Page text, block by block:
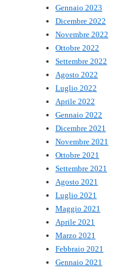
Gennaio 2023
Dicembre 2022
Novembre 2022
Ottobre 2022
Settembre 2022
Agosto 2022
Luglio 2022
Aprile 2022
Gennaio 2022
Dicembre 2021
Novembre 2021
Ottobre 2021
Settembre 2021
Agosto 2021
Luglio 2021
Maggio 2021
Aprile 2021
Marzo 2021
Febbraio 2021
Gennaio 2021